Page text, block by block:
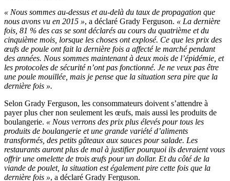
« Nous sommes au-dessus et au-delà du taux de propagation que
nous avons vu en 2015 », a déclaré Grady Ferguson. « La dernière
fois, 81 % des cas se sont déclarés au cours du quatrième et du
cinquième mois, lorsque les choses ont explosé. Ce que les prix des
œufs de poule ont fait la dernière fois a affecté le marché pendant
des années. Nous sommes maintenant à deux mois de l’épidémie, et
les protocoles de sécurité n’ont pas fonctionné. Je ne veux pas être
une poule mouillée, mais je pense que la situation sera pire que la
dernière fois ».
Selon Grady Ferguson, les consommateurs doivent s’attendre à
payer plus cher non seulement les œufs, mais aussi les produits de
boulangerie. « Nous verrons des prix plus élevés pour tous les
produits de boulangerie et une grande variété d’aliments
transformés, des petits gâteaux aux sauces pour salade. Les
restaurants auront plus de mal à justifier pourquoi ils devraient vous
offrir une omelette de trois œufs pour un dollar. Et du côté de la
viande de poulet, la situation est également pire cette fois que la
dernière fois », a déclaré Grady Ferguson.